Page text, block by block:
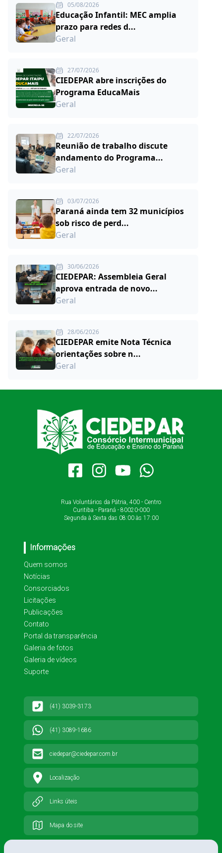
05/08/2026
Educação Infantil: MEC amplia
prazo para redes d...
Geral
27/07/2026
CIEDEPAR abre inscrições do
Programa EducaMais
Geral
22/07/2026
Reunião de trabalho discute
andamento do Programa...
Geral
03/07/2026
Paraná ainda tem 32 municípios
sob risco de perd...
Geral
30/06/2026
CIEDEPAR: Assembleia Geral
aprova entrada de novo...
Geral
28/06/2026
CIEDEPAR emite Nota Técnica
orientações sobre n...
Geral
Rua Voluntários da Pátria, 400 - Centro
Curitiba - Paraná - 80020-000
Segunda à Sexta das 08:00 às 17:00
Informações
Quem somos
Notícias
Consorciados
Licitações
Publicações
Contato
Portal da transparência
Galeria de fotos
Galeria de vídeos
Suporte
(41) 3039-3173
(41) 3089-1686
ciedepar@ciedepar.com.br
Localização
Links úteis
Mapa do site